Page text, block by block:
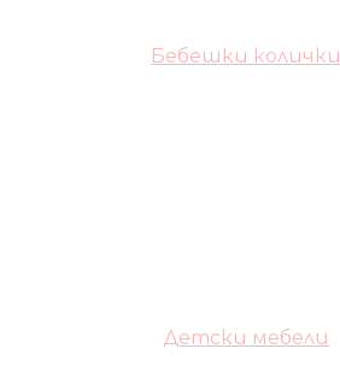
Бебешки колички
Детски мебели